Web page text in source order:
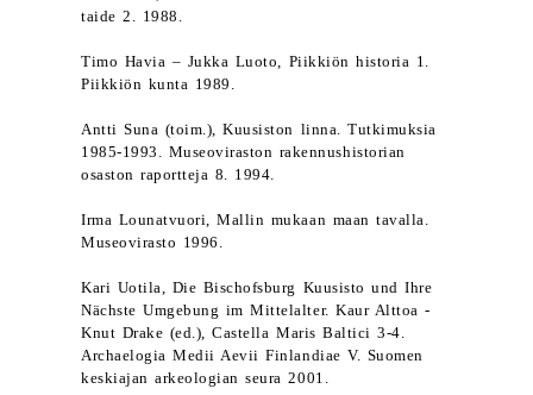
taide 2. 1988.
Timo Havia – Jukka Luoto, Piikkiön historia 1.
Piikkiön kunta 1989.
Antti Suna (toim.), Kuusiston linna. Tutkimuksia
1985-1993. Museoviraston rakennushistorian
osaston raportteja 8. 1994.
Irma Lounatvuori, Mallin mukaan maan tavalla.
Museovirasto 1996.
Kari Uotila, Die Bischofsburg Kuusisto und Ihre
Nächste Umgebung im Mittelalter. Kaur Alttoa -
Knut Drake (ed.), Castella Maris Baltici 3-4.
Archaelogia Medii Aevii Finlandiae V. Suomen
keskiajan arkeologian seura 2001.